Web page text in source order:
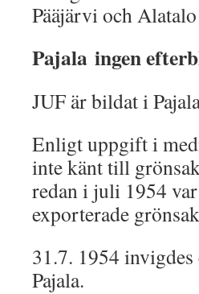
Pääjärvi och
Pajala ingen
JUF är bildat i
Enligt uppgift i
inte känt till
redan i juli 1954
exporterade
31.7. 1954
Pajala.